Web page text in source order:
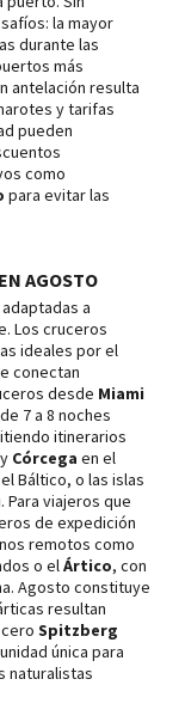
la mayor
durante las
más
antelación resulta
y tarifas
pueden
como
para evitar las
AGOSTO
a
Los cruceros
ideales por el
conectan
desde Miami
7 a 8 noches
itinerarios
y Córcega en el
Báltico, o las islas
. Para viajeros que
de expedición
remotos como
o elÁrtico, con
Agosto constituye
resultan
Spitzberg
única para
naturalistas